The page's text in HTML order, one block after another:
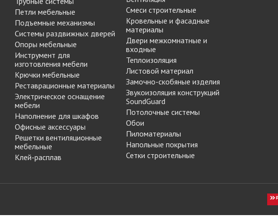
МАРКЕР МЕБЕЛЬНЫЙ
РЕСТАВРАЦИОННЫЕ
ИНСТРУМЕНТЫ
ШТРИХ МЕБЕЛЬНЫЙ
Замки мебельные
Корзины Kessebohmer
Пантографы
Полоки сетчатые,
обувные механизмы
Штанги выдвижные,
брючницы
Решетки
вентиляционные
мебельные
Петли мебельные
Подъемные механизмы
Системы раздвижных дверей
Опоры мебельные
Инструмент для
изготовления мебели
Крючки мебельные
Реставрационные материалы
Электрическое оснащение
мебели
Наполнение для шкафов
Офисные аксессуары
Решетки вентиляционные
мебельные
Клей-расплав
Смеси строительные
Кровельные и фасадные
материалы
Двери межкомнатные и
входные
Теплоизоляция
Листовой материал
Замочно-скобяные изделия
Звукоизоляция конструкций
SoundGuard
Потолочные системы
Обои
Пиломатериалы
Напольные покрытия
Сетки строительные